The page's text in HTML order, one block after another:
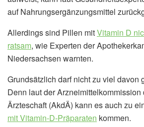
auf Nahrungsergänzungsmittel
Allerdings sind Pillen mitVitamin D
ratsam, wie Experten der
Niedersachsen warnten.
Grundsätzlich darf nicht zu viel davon
Denn laut der Arzneimittelkommission
Ärzteschaft (AkdÄ) kann es auch zu
mit Vitamin-D-Präparaten kommen.